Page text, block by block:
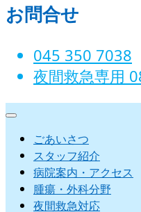
お問合せ
045 350 7038‬
夜間救急専用
ごあいさつ
スタッフ紹介
病院案内・アクセス
腫瘍・外科分野
夜間救急対応